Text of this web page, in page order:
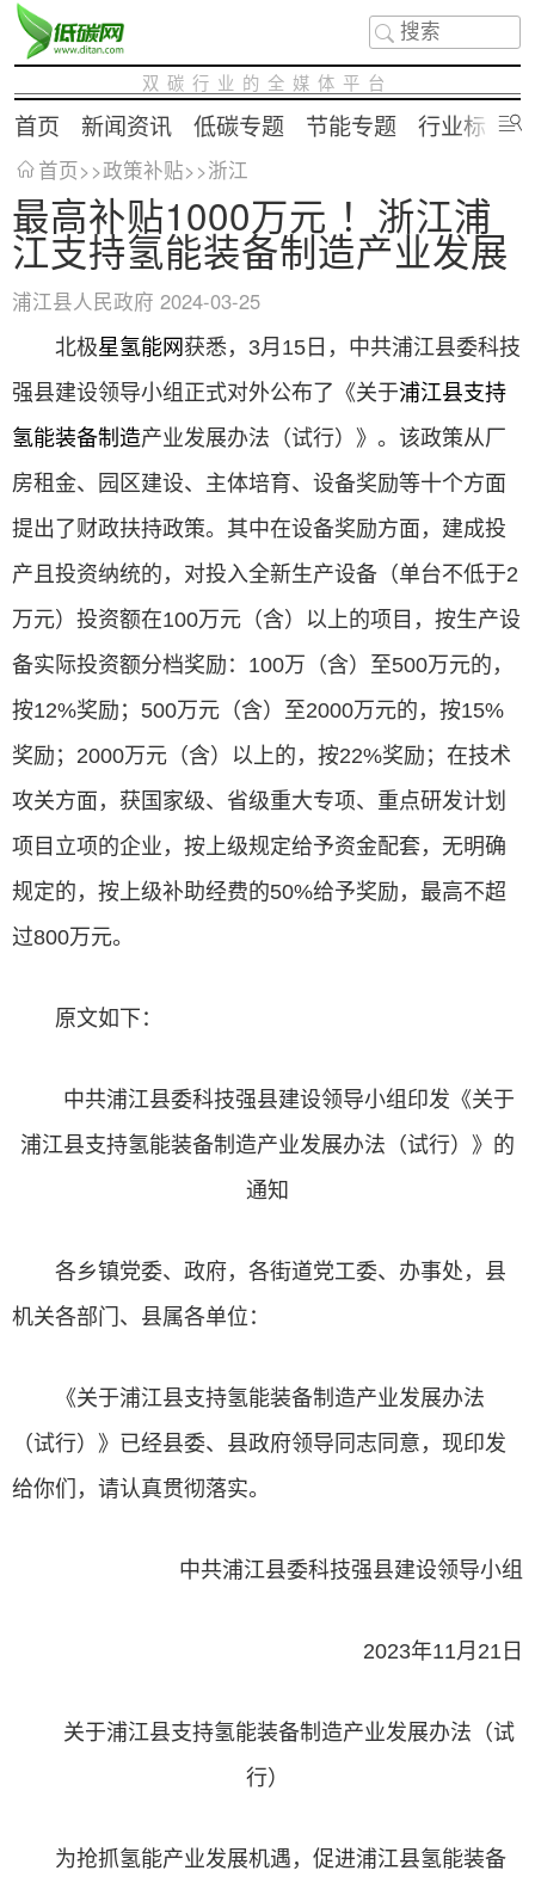
双碳行业的全媒体平台
首页 新闻资讯 低碳专题 节能专题 行业标准
首页>>政策补贴>>浙江
最高补贴1000万元 ！浙江浦
江支持氢能装备制造产业发展
浦江县人民政府 2024-03-25
北极星氢能网获悉，3月15日，中共浦江县委科技
强县建设领导小组正式对外公布了《关于浦江县支持
氢能装备制造产业发展办法（试行）》。该政策从厂
房租金、园区建设、主体培育、设备奖励等十个方面
提出了财政扶持政策。其中在设备奖励方面，建成投
产且投资纳统的，对投入全新生产设备（单台不低于2
万元）投资额在100万元（含）以上的项目，按生产设
备实际投资额分档奖励：100万（含）至500万元的，
按12%奖励；500万元（含）至2000万元的，按15%
奖励；2000万元（含）以上的，按22%奖励；在技术
攻关方面，获国家级、省级重大专项、重点研发计划
项目立项的企业，按上级规定给予资金配套，无明确
规定的，按上级补助经费的50%给予奖励，最高不超
过800万元。
原文如下：
中共浦江县委科技强县建设领导小组印发《关于
浦江县支持氢能装备制造产业发展办法（试行）》的
通知
各乡镇党委、政府，各街道党工委、办事处，县
机关各部门、县属各单位：
《关于浦江县支持氢能装备制造产业发展办法
（试行）》已经县委、县政府领导同志同意，现印发
给你们，请认真贯彻落实。
中共浦江县委科技强县建设领导小组
2023年11月21日
关于浦江县支持氢能装备制造产业发展办法（试
行）
为抢抓氢能产业发展机遇，促进浦江县氢能装备